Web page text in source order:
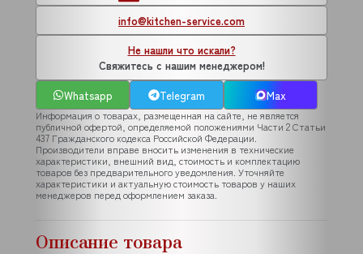
info@kitchen-service.com
Не нашли что искали?
Свяжитесь с нашим менеджером!
Whatsapp
Telegram Max
Информация о товарах, размещенная на сайте, не является
публичной офертой, определяемой положениями Части 2 Статьи
437 Гражданского кодекса Российской Федерации.
Производители вправе вносить изменения в технические
характеристики, внешний вид, стоимость и комплектацию
товаров без предварительного уведомления. Уточняйте
характеристики и актуальную стоимость товаров у наших
менеджеров перед оформлением заказа.
Описание товара